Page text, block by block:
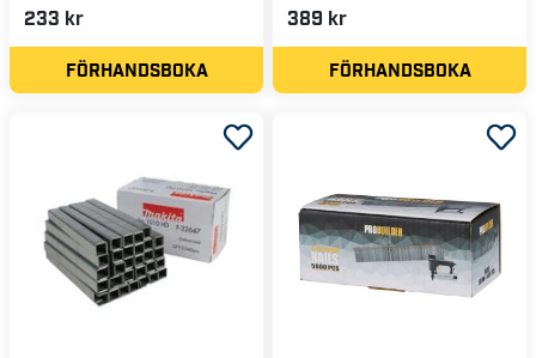
233 kr
FÖRHANDSBOKA
389 kr
FÖRHANDSBOKA